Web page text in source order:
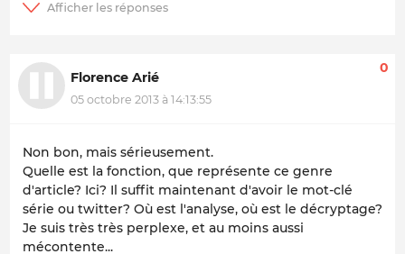
Florence Arié
05 octobre 2013 à 14:13:55
0
Non bon, mais sérieusement.
Quelle est la fonction, que représente ce genre
d'article? Ici? Il suffit maintenant d'avoir le mot-clé
série ou twitter? Où est l'analyse, où est le décryptage?
Je suis très très perplexe, et au moins aussi
mécontente...